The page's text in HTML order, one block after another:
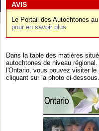
AVIS
Le Portail des Autochtones
pour en savoir plus.
Dans la table des matières
autochtones de niveau
l'Ontario, vous pouvez visiter le
cliquant sur la photo ci-dessous.